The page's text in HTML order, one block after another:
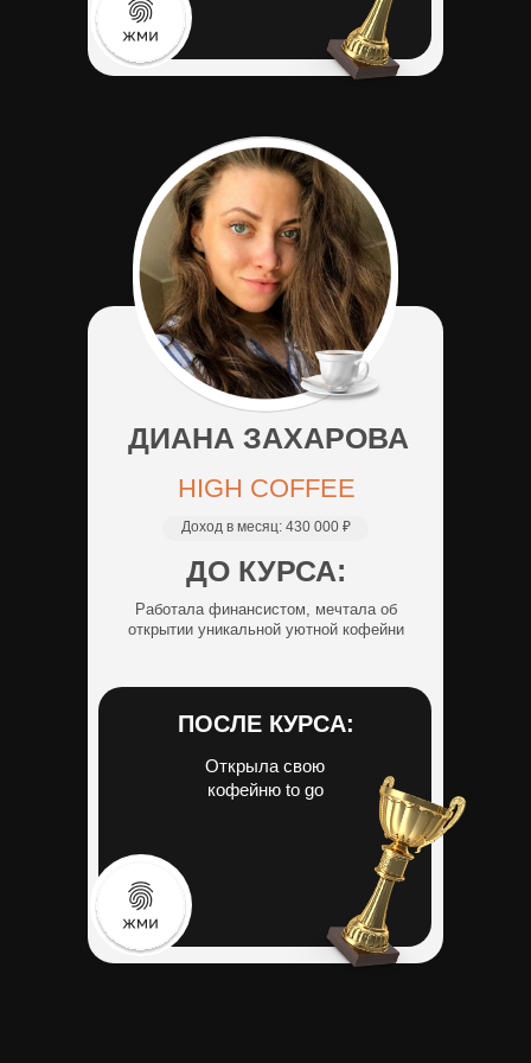
ДИАНА ЗАХАРОВА
Доход в месяц: 430 000 ₽
ДО КУРСА:
Работала финансистом, мечтала об
открытии уникальной уютной кофейни
ПОСЛЕ КУРСА:
HIGH COFFEE
Открыла свою
кофейню to go